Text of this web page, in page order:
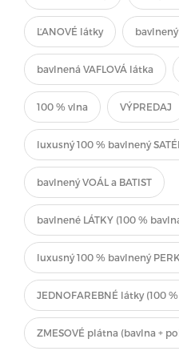
ĽANOVÉ látky bavlnený
bavlnená VAFLOVÁ látka
100 % vlna VÝPREDAJ
luxusný 100 % bavlnený
bavlnený VOÁL a BATIST
bavlnené LÁTKY (100 %
luxusný 100 % bavlnený
JEDNOFAREBNÉ látky (100
ZMESOVÉ plátna (bavlna +